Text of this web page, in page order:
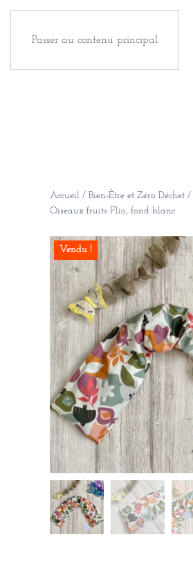
Passer au contenu principal
Accueil / Bien-Être et Zéro Déchet /
Oiseaux fruits Flio, fond blanc
Vendu !